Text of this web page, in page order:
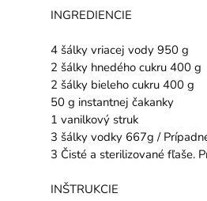
INGREDIENCIE
4 šálky vriacej vody 950 g
2 šálky hnedého cukru 400 g
2 šálky bieleho cukru 400 g
50 g instantnej čakanky
1 vanilkový struk
3 šálky vodky 667g /
3 Čisté a sterilizované fľaše.
INŠTRUKCIE